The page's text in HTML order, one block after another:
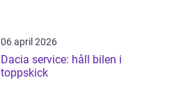
06 april 2026
Dacia service: håll bilen i
toppskick